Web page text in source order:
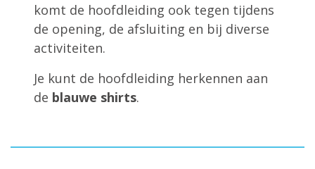
komt de hoofdleiding ook tegen tijdens
de opening, de afsluiting en bij diverse
activiteiten.
Je kunt de hoofdleiding herkennen aan
de blauwe shirts.